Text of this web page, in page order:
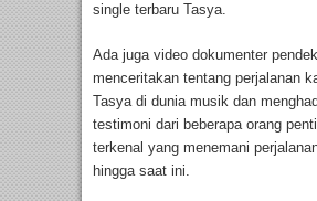
single terbaru Tasya.
Ada juga video dokumenter
menceritakan tentang perjalanan
Tasya di dunia musik dan
testimoni dari beberapa orang
terkenal yang menemani
hingga saat ini.